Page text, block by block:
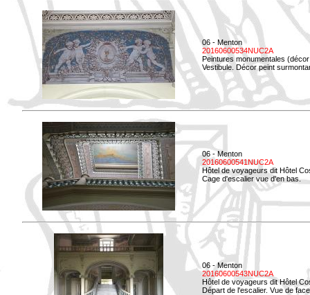
06 - Menton
20160600534NUC2A
Peintures monumentales
Vestibule. Décor peint
06 - Menton
20160600541NUC2A
Hôtel de voyageurs dit Hôtel
Cage d'escalier vue d'en bas.
06 - Menton
20160600543NUC2A
Hôtel de voyageurs dit Hôtel
Départ de l'escalier. Vue de